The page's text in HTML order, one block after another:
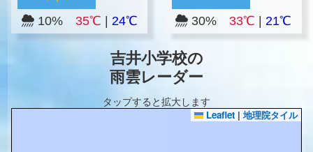
10% 35℃ 24℃ 30% 33℃ |21℃
吉井小学校の
雨雲レーダー
タップすると拡大します
Leaflet | 地理院タイル